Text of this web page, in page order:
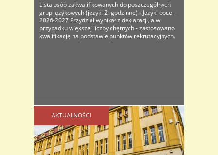
Lista osób zakwalifikowanych do poszczególnych
grup językowych (języki 2- godzinne) - Języki obce -
2026-2027 Przydział wynikał z deklaracji, a w
przypadku większej liczby chętnych - zastosowano
kwalifikację na podstawie punktów rekrutacyjnych.
AKTUALNOŚCI